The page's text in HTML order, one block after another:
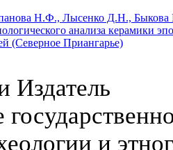
Н.Ф., Лысенко Д.Н.,
анализа керамики
(Северное Приангарье)
Издатель
и